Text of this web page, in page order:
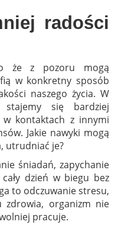
radości
że z pozoru mogą
w konkretny sposób
naszego życia. W
stajemy się bardziej
kontaktach z innymi
Jakie nawyki mogą
utrudniać je?
śniadań, zapychanie
dzień w biegu bez
to odczuwanie stresu,
zdrowia, organizm nie
pracuje.